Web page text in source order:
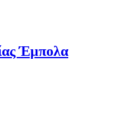
Έμπολα